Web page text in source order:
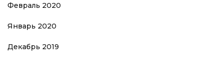
Февраль 2020
Январь 2020
Декабрь 2019